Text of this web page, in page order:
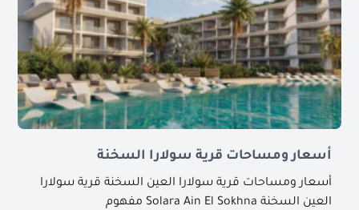
أسعار ومساحات قرية سولارا السخنة
أسعار ومساحات قرية سولارا العين السخنة قرية سولارا
العين السخنة Solara Ain El Sokhna مفهوم